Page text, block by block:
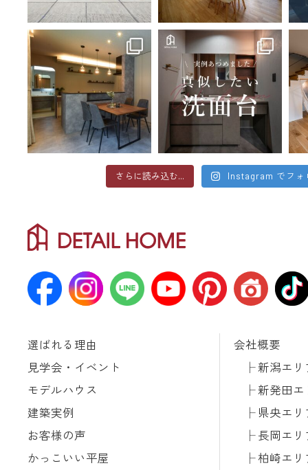
さらに読み込む... Instagram でフォ
選ばれる理由
見学会・イベント
モデルハウス
建築実例
お客様の声
かっこいい平屋
会社概要
新潟エリ
新発田エ
県央エリ
長岡エリ
柏崎エリ